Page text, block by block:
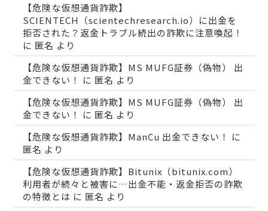
【危険な仮想通貨詐欺】
SCIENTECH（scientechresearch.io）に出金を
拒否された？返金トラブル続出の詐欺に注意喚起！
に 匿名 より
【危険な仮想通貨詐欺】MS MUFG証券（偽物） 出
金できない！
に 匿名 より
【危険な仮想通貨詐欺】MS MUFG証券（偽物） 出
金できない！
に 匿名 より
【危険な仮想通貨詐欺】ManCu 出金できない！
に
匿名 より
【危険な仮想通貨詐欺】Bitunix（bitunix.com）
利用者が続々と被害に…出金不能・返金拒否の詐欺
の特徴とは に 匿名 より